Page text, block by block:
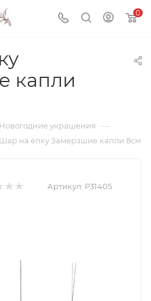
0
капли
Новогодние украшения —
Шар на ёлку Замерзшие капли 8см
Артикул: P31405